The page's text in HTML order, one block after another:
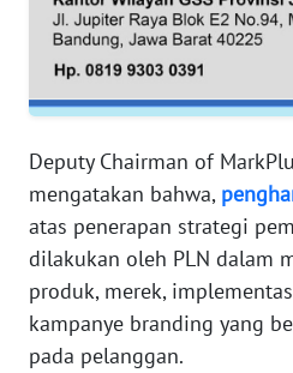
Deputy Chairman of
mengatakan bahwa,
atas penerapan strategi
dilakukan oleh PLN dalam
produk, merek,
kampanye branding yang
pada pelanggan.
WN
PAPUA
PAPUA
BARAT
WN
RIAU
WN
SERAMBI